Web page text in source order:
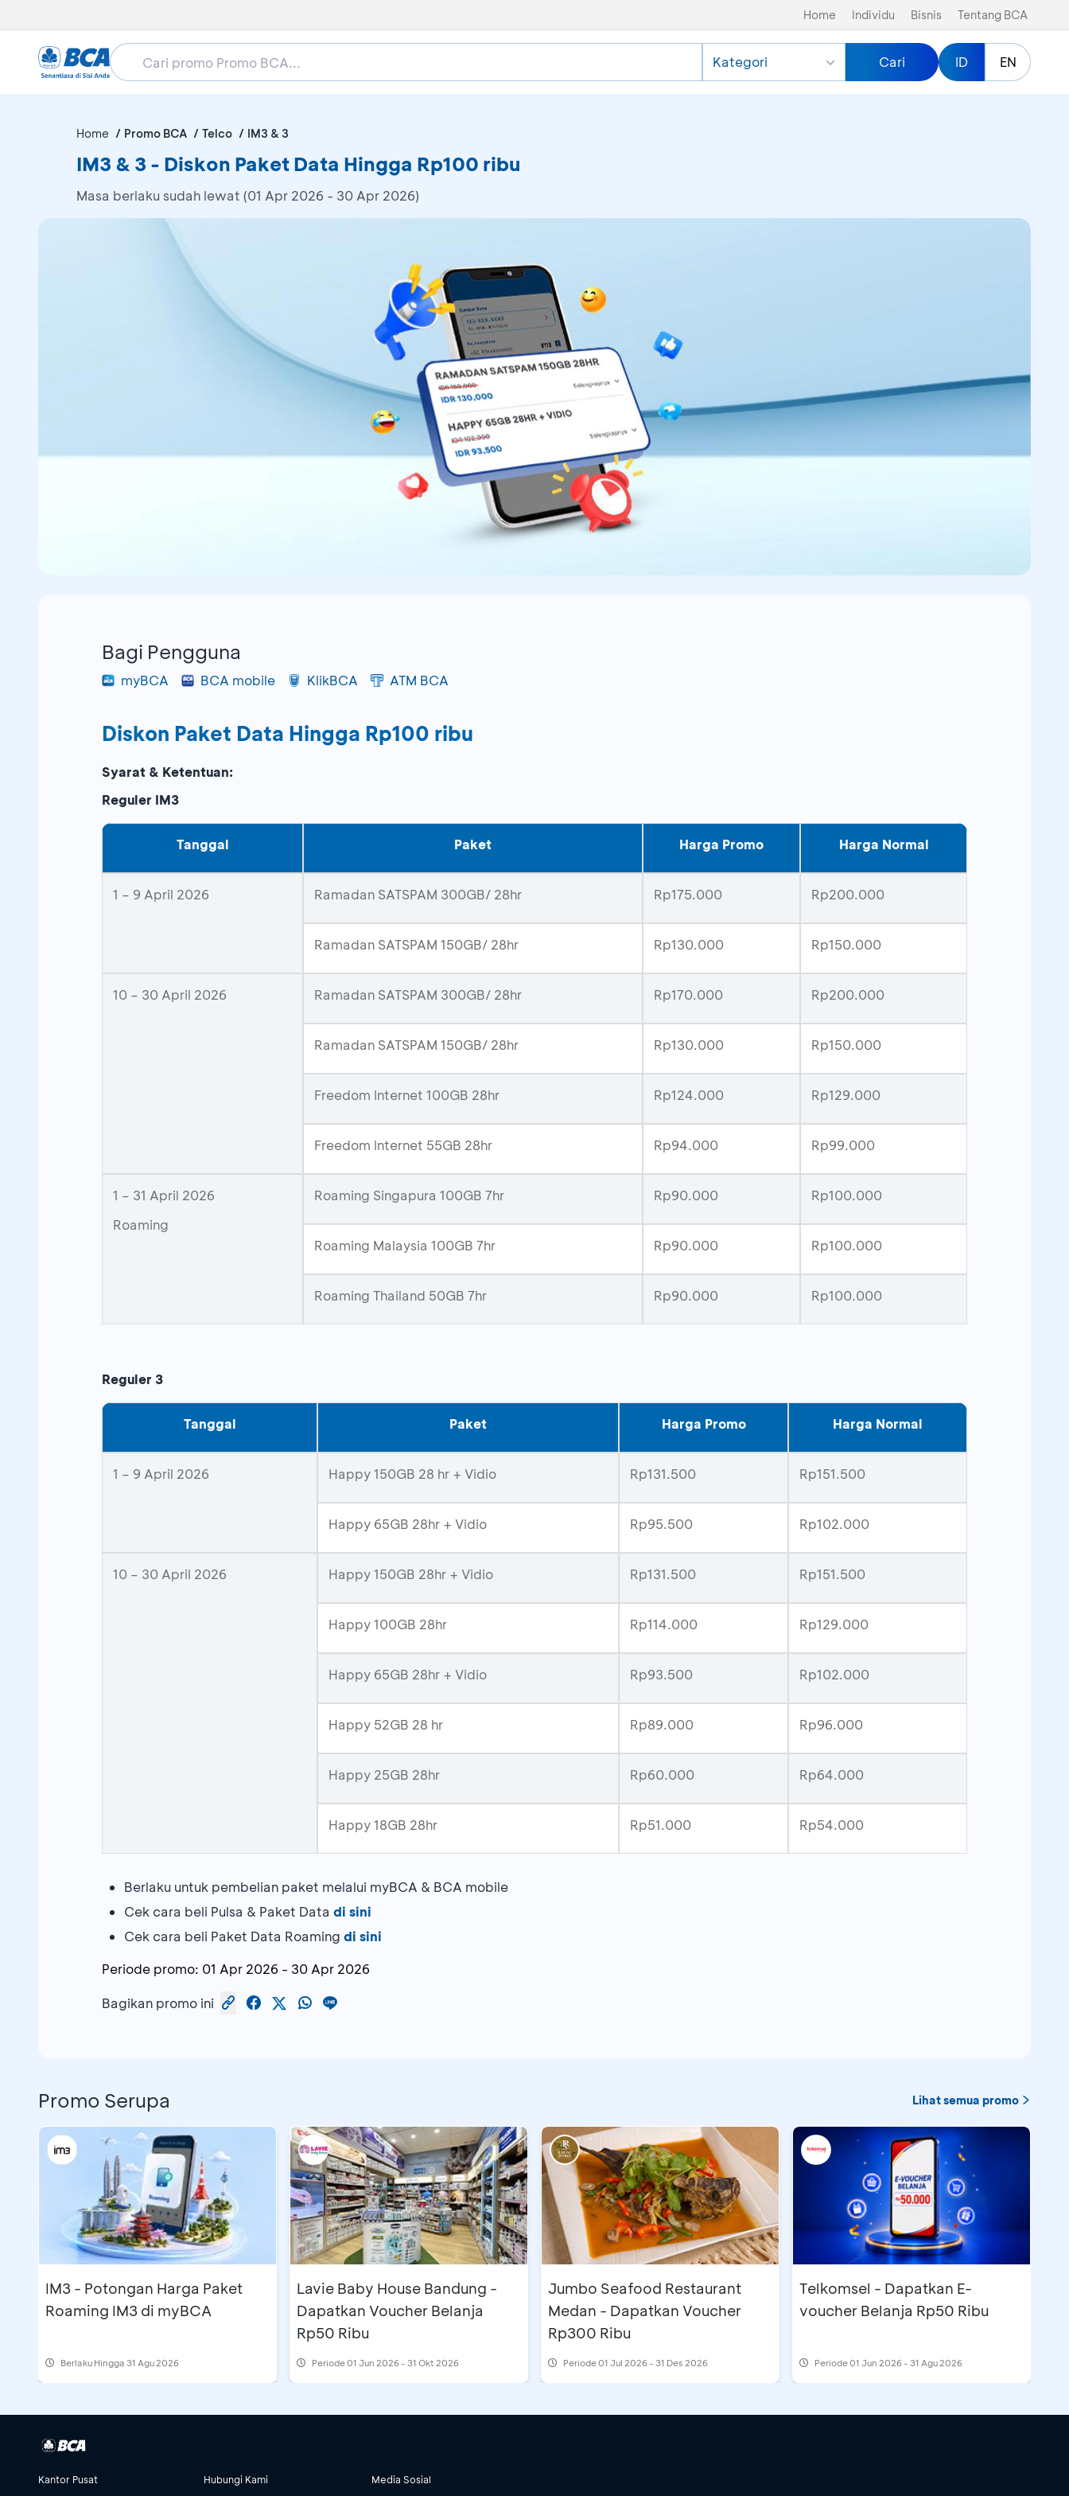
Home Individu Bisnis Tentang BCA
Kategori Cari ID EN
Home Promo BCA Telco IM3 & 3
IM3 & 3 - Diskon Paket Data Hingga Rp100 ribu
Masa berlaku sudah lewat (01 Apr 2026 - 30 Apr 2026)
Bagi Pengguna
myBCA BCA mobile KlikBCA ATM BCA
Diskon Paket Data Hingga Rp100 ribu
Syarat & Ketentuan:
Reguler IM3
Tanggal Paket Harga Promo Harga Normal
1 – 9 April 2026 Ramadan SATSPAM 300GB/ 28hr Rp175.000 Rp200.000
Ramadan SATSPAM 150GB/ 28hr Rp130.000 Rp150.000
10 – 30 April 2026 Ramadan SATSPAM 300GB/ 28hr Rp170.000 Rp200.000
Ramadan SATSPAM 150GB/ 28hr Rp130.000 Rp150.000
Freedom Internet 100GB 28hr Rp124.000 Rp129.000
Freedom Internet 55GB 28hr Rp94.000 Rp99.000
1 – 31 April 2026
Roaming
Roaming Singapura 100GB 7hr Rp90.000 Rp100.000
Roaming Malaysia 100GB 7hr Rp90.000 Rp100.000
Roaming Thailand 50GB 7hr Rp90.000 Rp100.000
Reguler 3
Tanggal Paket Harga Promo Harga Normal
1 – 9 April 2026 Happy 150GB 28 hr + Vidio Rp131.500 Rp151.500
Happy 65GB 28hr + Vidio Rp95.500 Rp102.000
10 – 30 April 2026 Happy 150GB 28hr + Vidio Rp131.500 Rp151.500
Happy 100GB 28hr Rp114.000 Rp129.000
Happy 65GB 28hr + Vidio Rp93.500 Rp102.000
Happy 52GB 28 hr Rp89.000 Rp96.000
Happy 25GB 28hr Rp60.000 Rp64.000
Happy 18GB 28hr Rp51.000 Rp54.000
Berlaku untuk pembelian paket melalui myBCA & BCA mobile
Cek cara beli Pulsa & Paket Data di sini
Cek cara beli Paket Data Roaming di sini
Periode promo: 01 Apr 2026 - 30 Apr 2026
Bagikan promo ini
Promo Serupa Lihat semua promo
IM3 - Potongan Harga Paket
Roaming IM3 di myBCA
Berlaku Hingga 31 Agu 2026
Lavie Baby House Bandung -
Dapatkan Voucher Belanja
Rp50 Ribu
Periode01 Jun 2026 - 31 Okt 2026
Jumbo Seafood Restaurant
Medan - Dapatkan Voucher
Rp300 Ribu
Periode01 Jul 2026 - 31 Des 2026
Telkomsel - Dapatkan E-
voucher Belanja Rp50 Ribu
Periode01 Jun 2026 - 31 Agu 2026
Kantor Pusat Hubungi Kami Media Sosial